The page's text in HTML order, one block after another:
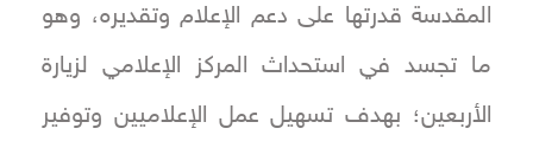
المقدسة قدرتها على دعم الإعلام وتقديره، وهو
ما تجسد في استحداث المركز الإعلامي لزيارة
الأربعين؛ بهدف تسهيل عمل الإعلاميين وتوفير